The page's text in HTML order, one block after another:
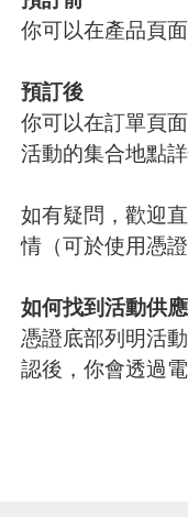
你可以在產品頁
預訂後
你可以在訂單頁
活動的集合地點詳
如有疑問，歡迎
情（可於使用憑
如何找到活動供
憑證底部列明活
認後，你會透過